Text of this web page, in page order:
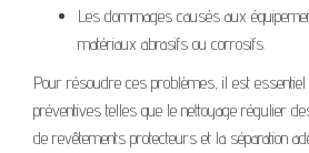
Les dommages causés aux
matériaux abrasifs ou corrosifs.
Pour résoudre ces problèmes, il est
préventives telles que le nettoyage régulier
de revêtements protecteurs et la séparation